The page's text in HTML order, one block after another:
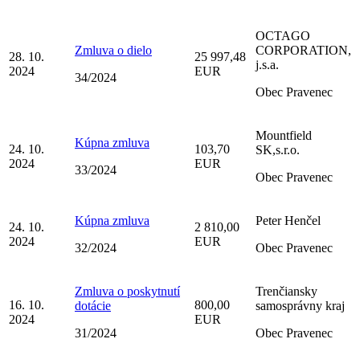
28. 10.
2024
Zmluva o dielo
34/2024
25 997,48
EUR
OCTAGO
CORPORATION,
j.s.a.
Obec Pravenec
24. 10.
2024
Kúpna zmluva
33/2024
103,70
EUR
Mountfield
SK,s.r.o.
Obec Pravenec
24. 10.
2024
Kúpna zmluva
32/2024
2 810,00
EUR
Peter Henčel
Obec Pravenec
16. 10.
2024
Zmluva o poskytnutí
dotácie
31/2024
800,00
EUR
Trenčiansky
samosprávny kraj
Obec Pravenec